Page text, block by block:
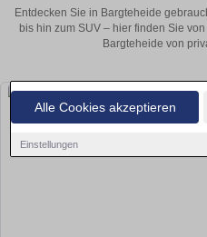
Alle Cookies akzeptieren
Einstellungen
Entdecken Sie in Bargteheide
bis hin zum SUV – hier finden Sie
Bargteheide von